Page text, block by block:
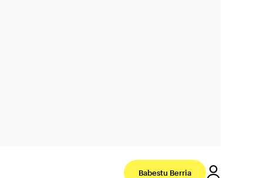
Babestu Berria